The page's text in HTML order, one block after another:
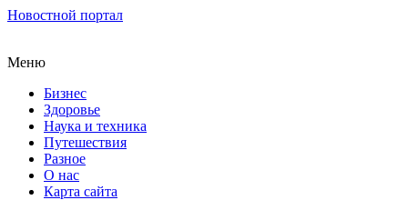
Новостной портал
Меню
Бизнес
Здоровье
Наука и техника
Путешествия
Разное
О нас
Карта сайта